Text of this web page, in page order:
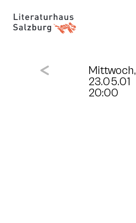
Mittwoch,
23.05.01
20:00